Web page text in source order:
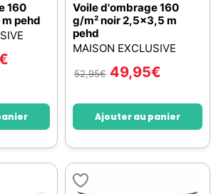
160
pehd
Voile d'ombrage 160
g/m² noir 2,5x3,5 m
pehd
MAISON EXCLUSIVE
52,95€ 49,95€
Ajouter au panier